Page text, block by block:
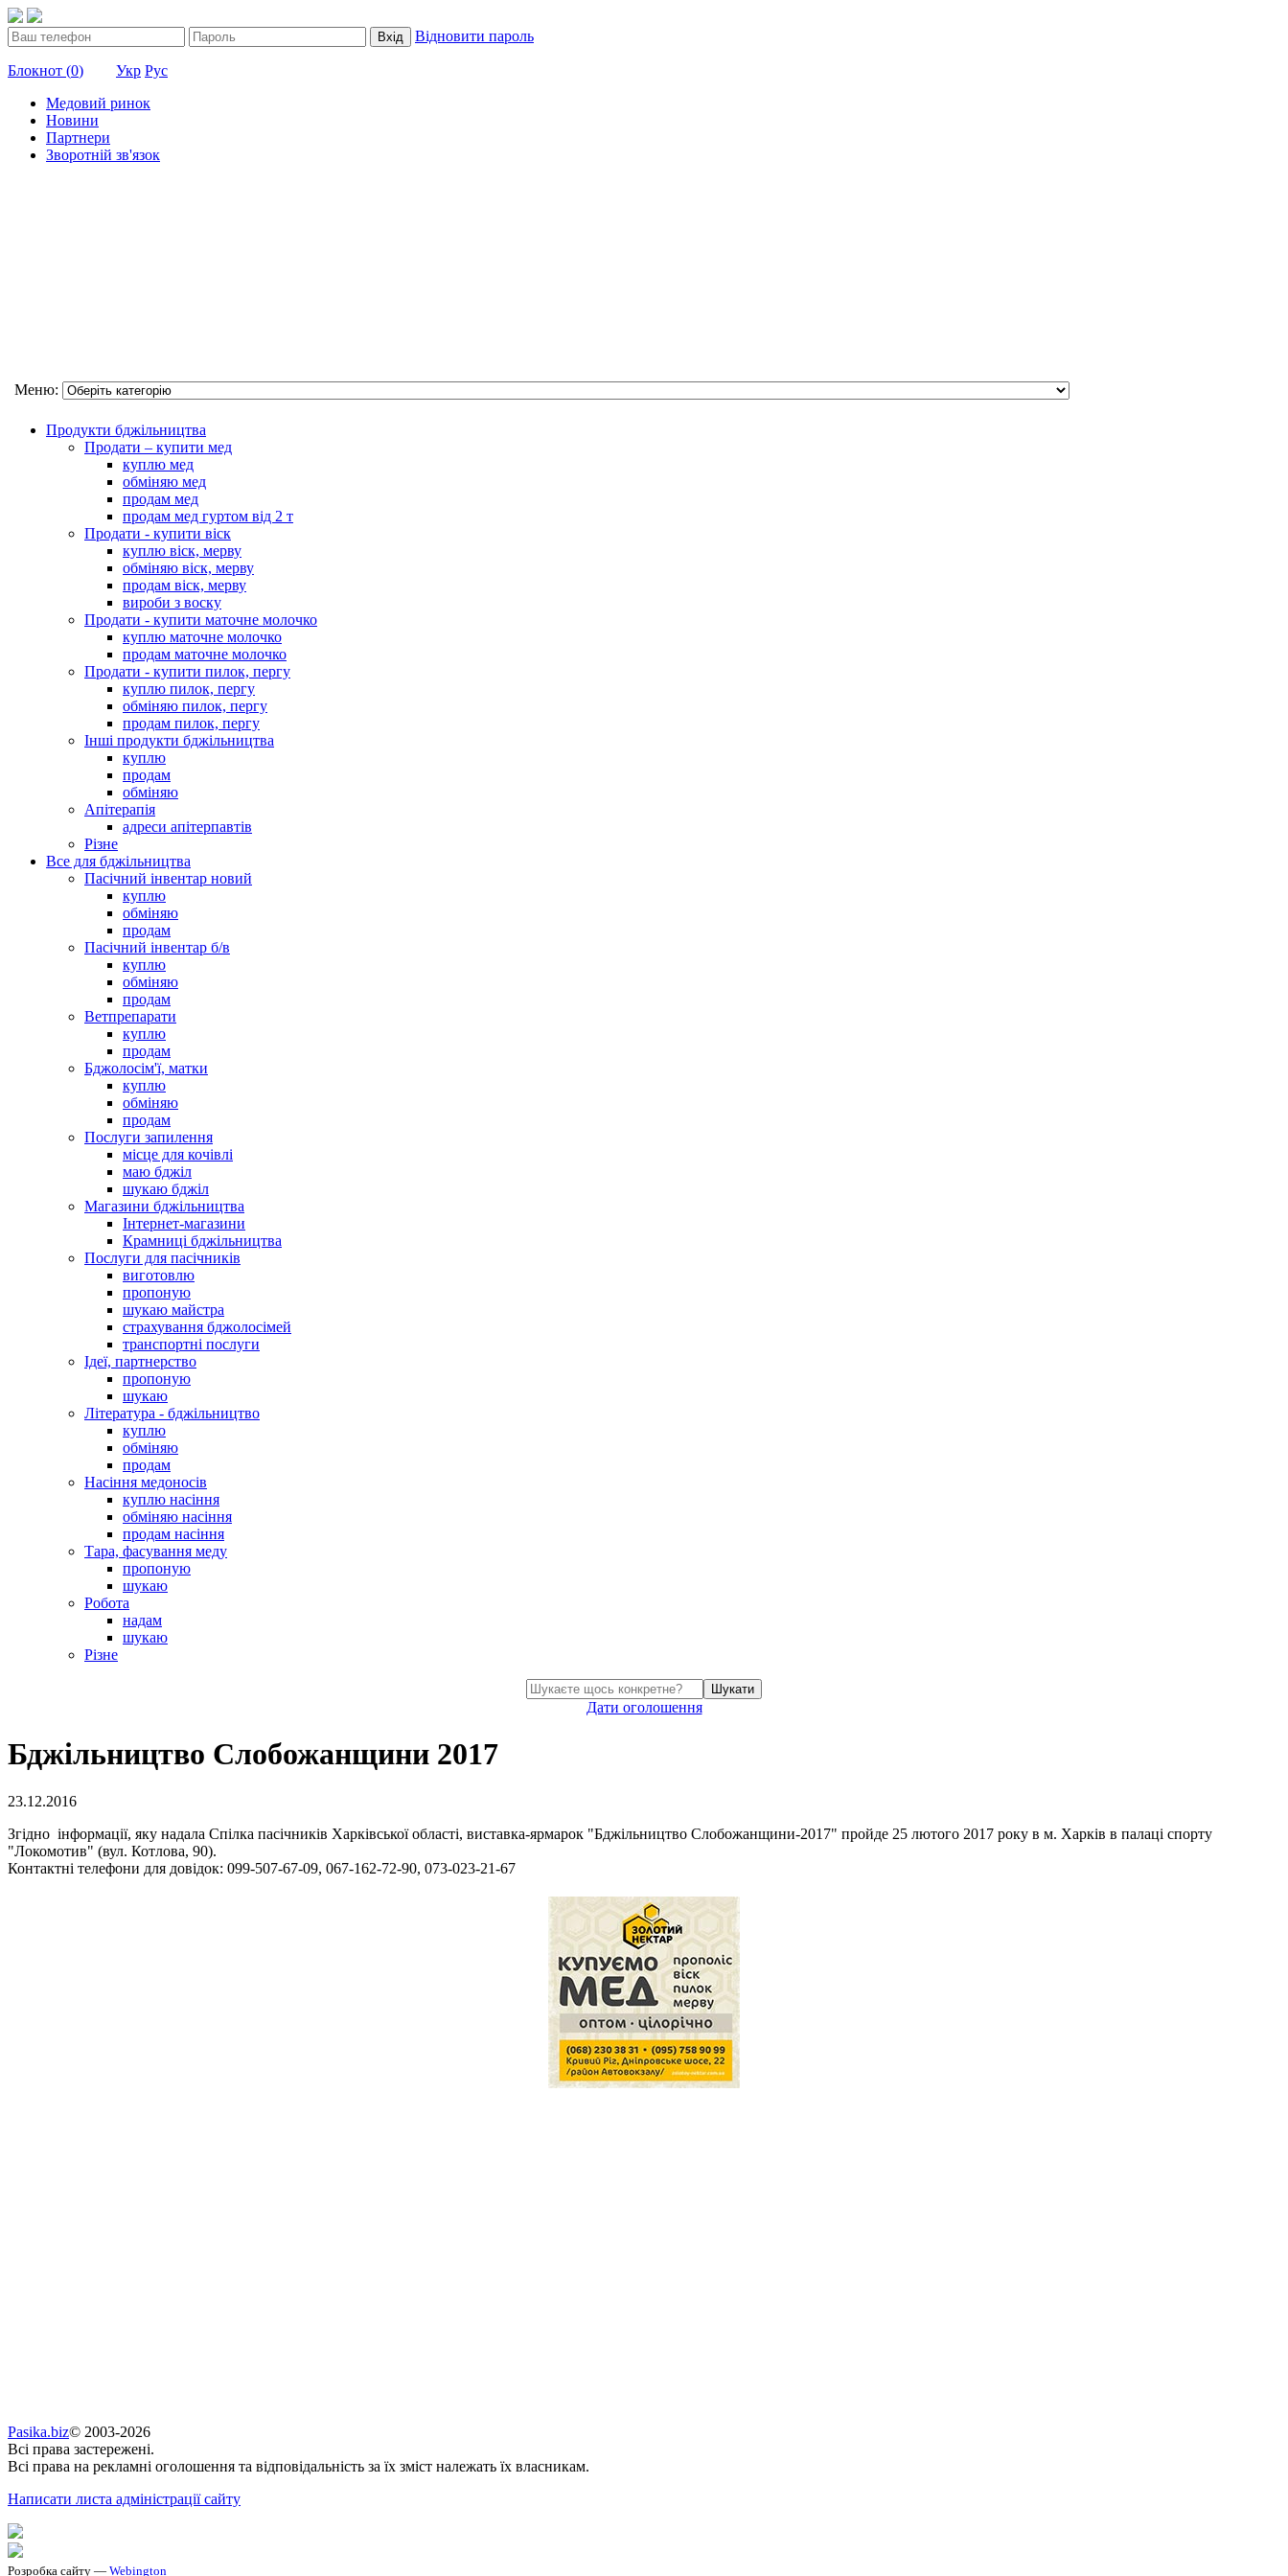
Вхід Відновити пароль
Блокнот (0) Укр Рус
Медовий ринок
Новини
Партнери
Зворотній зв'язок
Меню:
Продукти бджільництва
Продати – купити мед
куплю мед
обміняю мед
продам мед
продам мед гуртом від 2 т
Продати - купити віск
куплю віск, мерву
обміняю віск, мерву
продам віск, мерву
вироби з воску
Продати - купити маточне молочко
куплю маточне молочко
продам маточне молочко
Продати - купити пилок, пергу
куплю пилок, пергу
обміняю пилок, пергу
продам пилок, пергу
Інші продукти бджільництва
куплю
продам
обміняю
Апітерапія
адреси апітерпавтів
Різне
Все для бджільництва
Пасічний інвентар новий
куплю
обміняю
продам
Пасічний інвентар б/в
куплю
обміняю
продам
Ветпрепарати
куплю
продам
Бджолосім'ї, матки
куплю
обміняю
продам
Послуги запилення
місце для кочівлі
маю бджіл
шукаю бджіл
Магазини бджільництва
Інтернет-магазини
Крамниці бджільництва
Послуги для пасічників
виготовлю
пропоную
шукаю майстра
страхування бджолосімей
транспортні послуги
Ідеї, партнерство
пропоную
шукаю
Література - бджільництво
куплю
обміняю
продам
Насіння медоносів
куплю насіння
обміняю насіння
продам насіння
Тара, фасування меду
пропоную
шукаю
Робота
надам
шукаю
Різне
Шукати
Дати оголошення
Бджільництво Слобожанщини 2017
23.12.2016
Згідно інформації, яку надала Спілка пасічників Харківської області, виставка-ярмарок "Бджільництво Слобожанщини-2017" пройде 25 лютого 2017 року в м. Харків в палаці спорту
"Локомотив" (вул. Котлова, 90).
Контактні телефони для довідок: 099-507-67-09, 067-162-72-90, 073-023-21-67
Pasika.biz© 2003-2026
Всі права застережені.
Всі права на рекламні оголошення та відповідальність за їх зміст належать їх власникам.
Написати листа адміністрації сайту
Розробка сайту — Webington